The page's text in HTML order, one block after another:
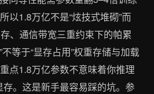
以1.8万亿不是“炫技式堆砌”而
、通信带宽三重约束下的帕累
等于“显存占用”权重存储与加载
点1.8万亿参数不意味着你推理
。这是新手最容易踩的坑。参